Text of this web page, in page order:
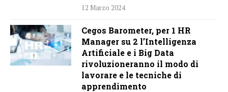
12 Marzo 2024
Cegos Barometer, per 1 HR
Manager su 2 l’Intelligenza
Artificiale e i Big Data
rivoluzioneranno il modo di
lavorare e le tecniche di
apprendimento